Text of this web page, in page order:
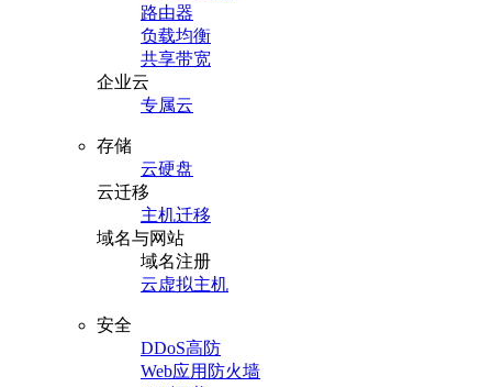
路由器
负载均衡
共享带宽
企业云
专属云
存储
云硬盘
云迁移
主机迁移
域名与网站
域名注册
云虚拟主机
安全
DDoS高防
Web应用防火墙